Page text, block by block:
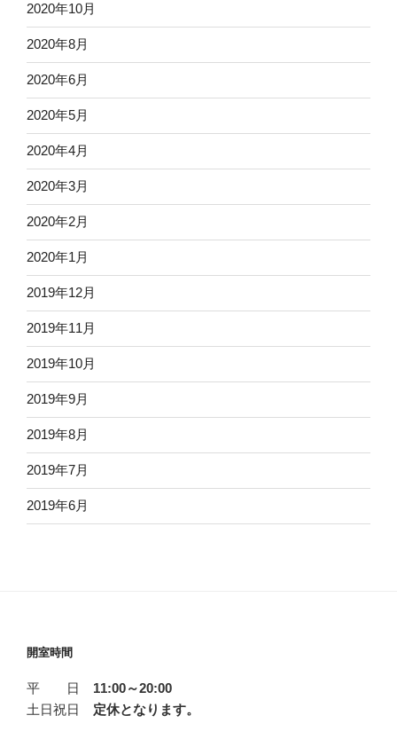
2020年10月
2020年8月
2020年6月
2020年5月
2020年4月
2020年3月
2020年2月
2020年1月
2019年12月
2019年11月
2019年10月
2019年9月
2019年8月
2019年7月
2019年6月
開室時間
平 日 11:00～20:00
土日祝日 定休となります。